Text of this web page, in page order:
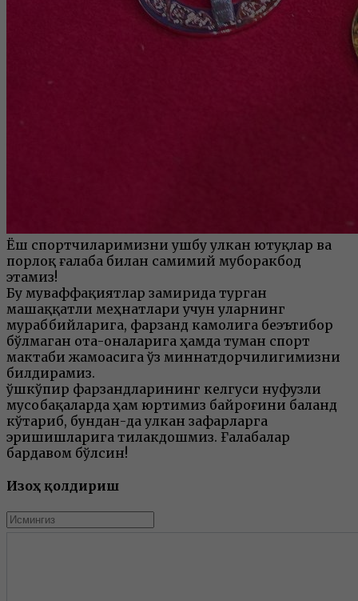
Ёш спортчиларимизни ушбу улкан ютуқлар ва
порлоқ ғалаба билан самимий муборакбод
этамиз!
Бу муваффақиятлар замирида турган
машаққатли меҳнатлари учун уларнинг
мураббийларига, фарзанд камолига беэътибор
бўлмаган ота-оналарига ҳамда туман спорт
мактаби жамоасига ўз миннатдорчилигимизни
билдирамиз.
Қўшкўпир фарзандларининг келгуси нуфузли
мусобақаларда ҳам юртимиз байроғини баланд
кўтариб, бундан-да улкан зафарларга
эришишларига тилакдошмиз. Ғалабалар
бардавом бўлсин!
Изоҳ қолдириш